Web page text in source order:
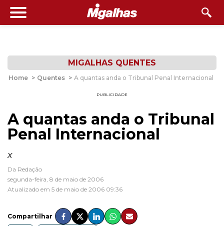
MIGALHAS QUENTES
Home > Quentes > A quantas anda o Tribunal Penal Internacional
PUBLICIDADE
A quantas anda o Tribunal
Penal Internacional
x
Da Redação
segunda-feira, 8 de maio de 2006
Atualizado em 5 de maio de 2006 09:36
Compartilhar